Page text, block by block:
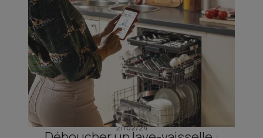
21/02/24